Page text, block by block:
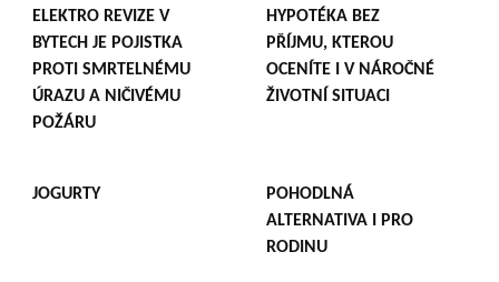
ELEKTRO REVIZE V
BYTECH JE POJISTKA
PROTI SMRTELNÉMU
ÚRAZU A NIČIVÉMU
POŽÁRU
HYPOTÉKA BEZ
PŘÍJMU, KTEROU
OCENÍTE I V NÁROČNÉ
ŽIVOTNÍ SITUACI
JOGURTY
POHODLNÁ
ALTERNATIVA I PRO
RODINU